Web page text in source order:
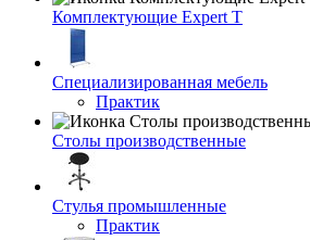
Комплектующие Expert T
Специализированная мебель
Практик
Столы производственные
Стулья промышленные
Практик